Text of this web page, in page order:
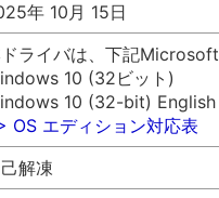
年 10月 15日
ライバは、下記Microsoft
10 (32ビット)
10 (32-bit) English
OS エディション対応表
解凍